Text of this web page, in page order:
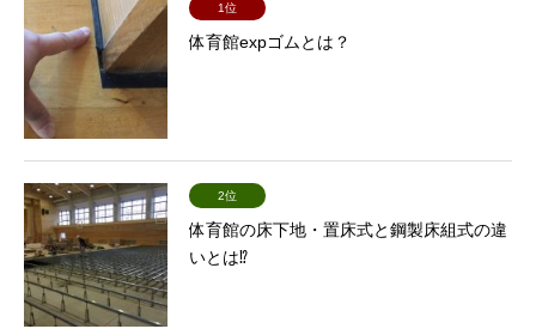
1位
体育館expゴムとは？
2位
体育館の床下地・置床式と鋼製床組式の違
いとは⁉